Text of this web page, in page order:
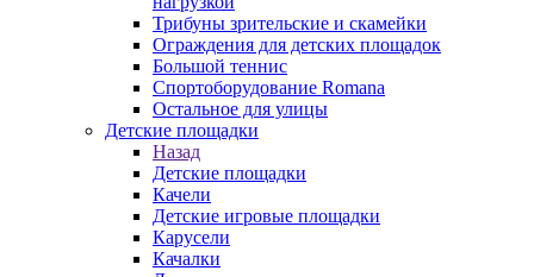
Трибуны зрительские и скамейки
Ограждения для детских площадок
Большой теннис
Спортоборудование Romana
Остальное для улицы
Детские площадки
Назад
Детские площадки
Качели
Детские игровые площадки
Карусели
Качалки